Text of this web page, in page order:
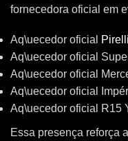
fornecedora oficial em
Aq\uecedor oficial
Pirelli
Aq\uecedor oficial
Aq\uecedor oficial
Aq\uecedor oficial
Aq\uecedor oficial R15
Essa presença reforça